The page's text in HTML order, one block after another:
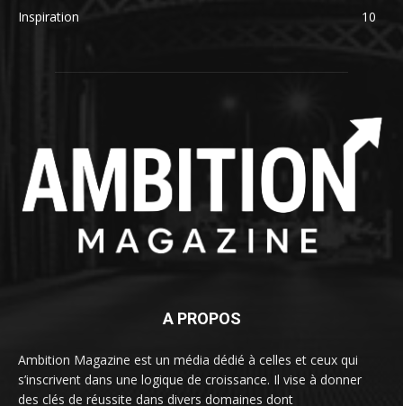
Inspiration
10
A PROPOS
Ambition Magazine est un média dédié à celles et ceux qui
s’inscrivent dans une logique de croissance. Il vise à donner
des clés de réussite dans divers domaines dont